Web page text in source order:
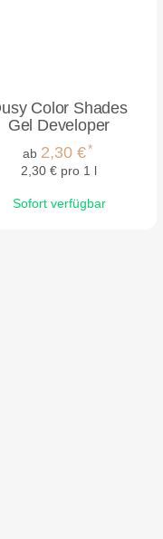
Color Shades
Gel Developer
ab 2,30 €*
2,30 € pro 1 l
Sofort verfügbar